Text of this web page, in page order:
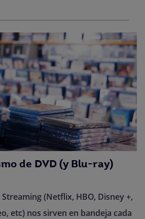
de DVD (y Blu-ray)
(Netflix, HBO, Disney +,
etc) nos sirven en bandeja cada